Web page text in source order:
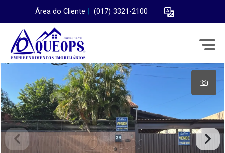
Área do Cliente (017) 3321-2100